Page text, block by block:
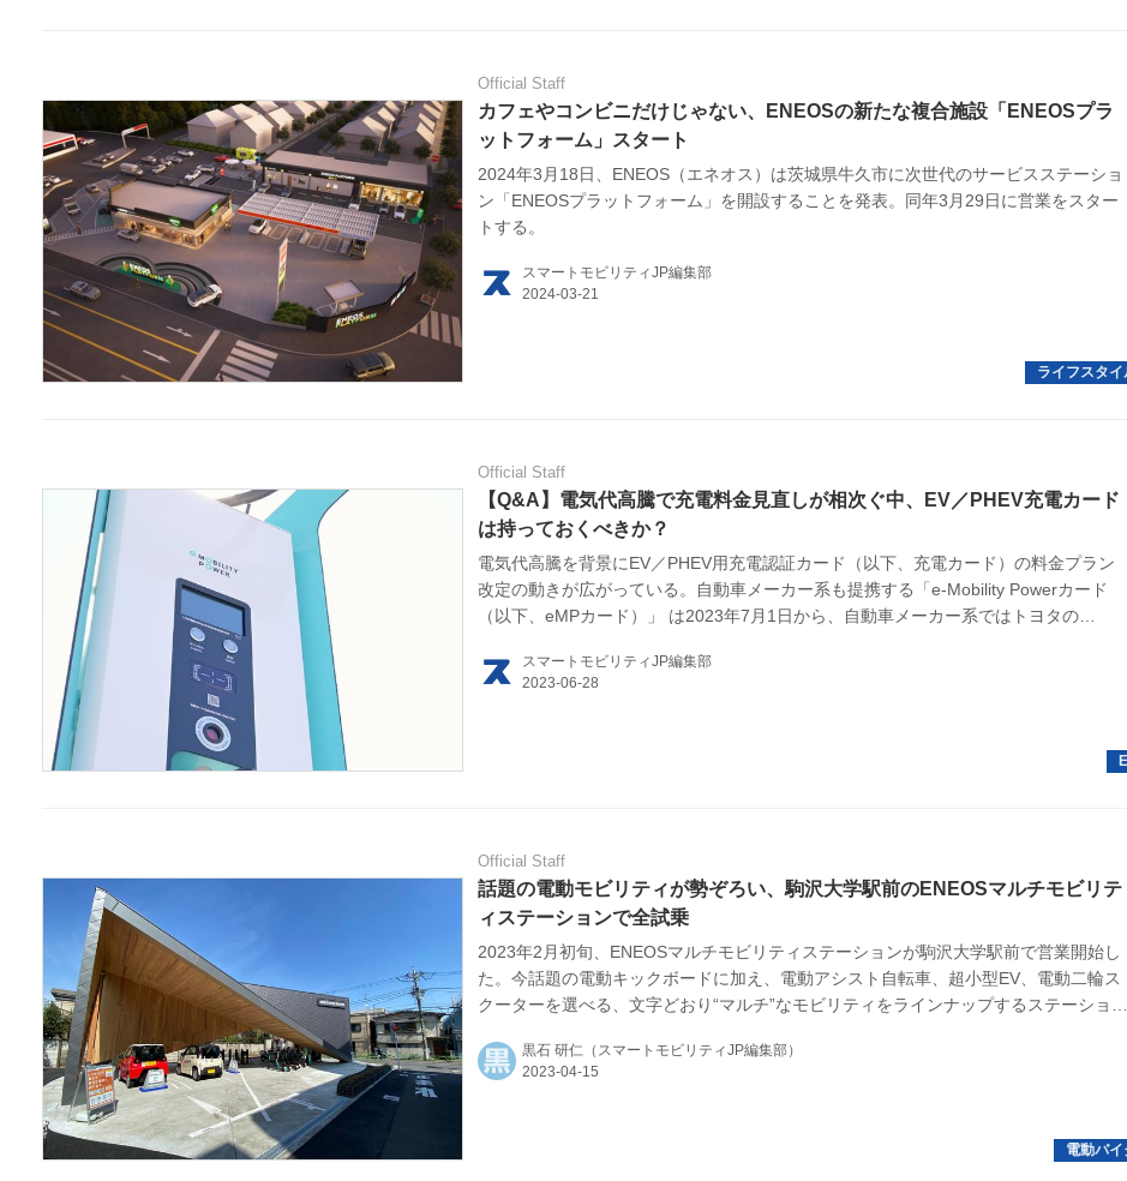
Official Staff
カフェやコンビニだけじゃない、ENEOSの新たな複合施設「ENEOSプラ
ットフォーム」スタート
2024年3月18日、ENEOS（エネオス）は茨城県牛久市に次世代のサービスステーショ
ン「ENEOSプラットフォーム」を開設することを発表。同年3月29日に営業をスター
トする。
スマートモビリティJP編集部
Official Staff
【Q&A】電気代高騰で充電料金見直しが相次ぐ中、EV／PHEV充電カード
は持っておくべきか？
電気代高騰を背景にEV／PHEV用充電認証カード（以下、充電カード）の料金プラン
改定の動きが広がっている。自動車メーカー系も提携する「e-Mobility Powerカード
（以下、eMPカード）」 は2023年7月1日から、自動車メーカー系ではトヨタの
げた。日産自動車の「ZESP3」も9月1日より新料金プランを導入し併せて加入資格の
スマートモビリティJP編集部
Official Staff
話題の電動モビリティが勢ぞろい、駒沢大学駅前のENEOSマルチモビリテ
ィステーションで全試乗
2023年2月初旬、ENEOSマルチモビリティステーションが駒沢大学駅前で営業開始し
た。今話題の電動キックボードに加え、電動アシスト自転車、超小型EV、電動二輪ス
クーターを選べる、文字どおり“マルチ”なモビリティをラインナップするステーション
黒石 研仁（スマートモビリティJP編集部）